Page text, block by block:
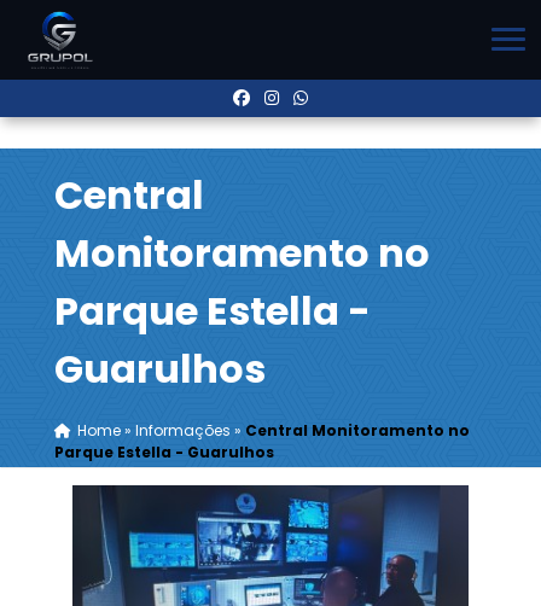
Central
Monitoramento no
Parque Estella -
Guarulhos
Home» Informações » Central Monitoramento no
Parque Estella - Guarulhos